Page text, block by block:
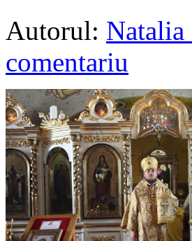
Autorul: Natalia
comentariu